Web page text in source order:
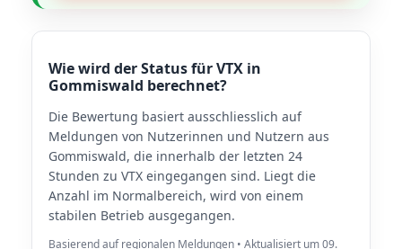
Wie wird der Status für VTX in
Gommiswald berechnet?
Die Bewertung basiert ausschliesslich auf
Meldungen von Nutzerinnen und Nutzern aus
Gommiswald, die innerhalb der letzten 24
Stunden zu VTX eingegangen sind. Liegt die
Anzahl im Normalbereich, wird von einem
stabilen Betrieb ausgegangen.
Basierend auf regionalen Meldungen • Aktualisiert um 09.